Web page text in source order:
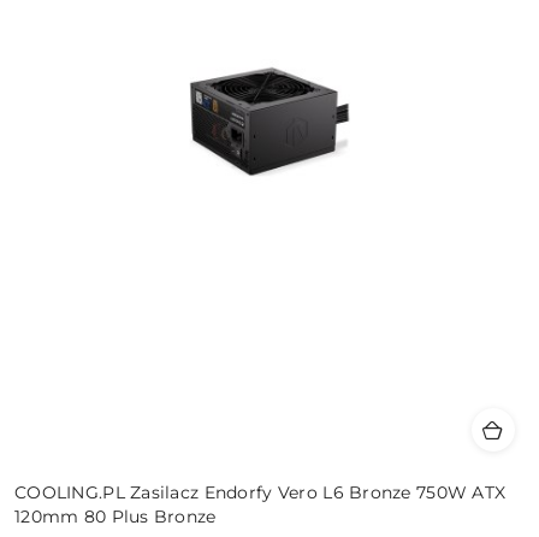
COOLING.PL Zasilacz Endorfy Vero L6 Bronze 750W ATX
120mm 80 Plus Bronze